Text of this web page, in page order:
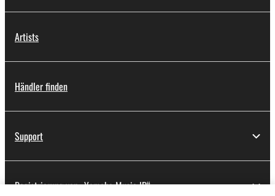
Artists
Händler finden
Support
Registrierung von „Yamaha Music ID“